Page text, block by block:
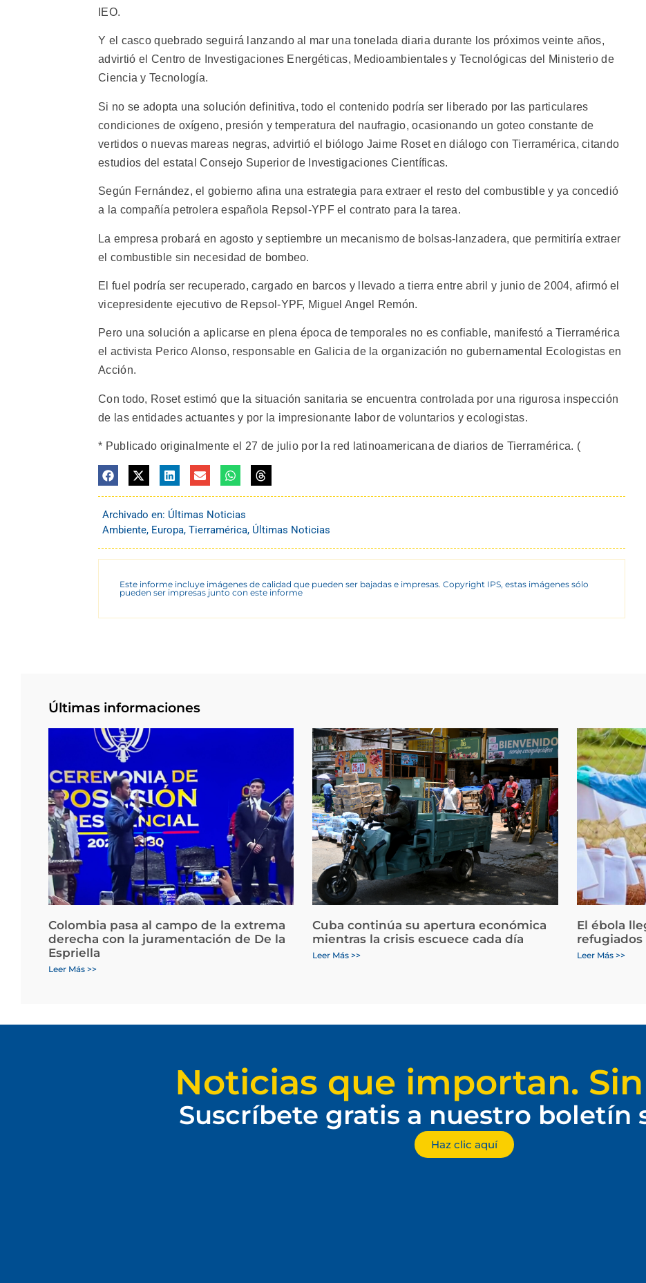
IEO.
Y el casco quebrado seguirá lanzando al mar una tonelada diaria durante los próximos veinte años,
advirtió el Centro de Investigaciones Energéticas, Medioambientales y Tecnológicas del Ministerio de
Ciencia y Tecnología.
Si no se adopta una solución definitiva, todo el contenido podría ser liberado por las particulares
condiciones de oxígeno, presión y temperatura del naufragio, ocasionando un goteo constante de
vertidos o nuevas mareas negras, advirtió el biólogo Jaime Roset en diálogo con Tierramérica, citando
estudios del estatal Consejo Superior de Investigaciones Científicas.
Según Fernández, el gobierno afina una estrategia para extraer el resto del combustible y ya concedió
a la compañía petrolera española Repsol-YPF el contrato para la tarea.
La empresa probará en agosto y septiembre un mecanismo de bolsas-lanzadera, que permitiría extraer
el combustible sin necesidad de bombeo.
El fuel podría ser recuperado, cargado en barcos y llevado a tierra entre abril y junio de 2004, afirmó el
vicepresidente ejecutivo de Repsol-YPF, Miguel Angel Remón.
Pero una solución a aplicarse en plena época de temporales no es confiable, manifestó a Tierramérica
el activista Perico Alonso, responsable en Galicia de la organización no gubernamental Ecologistas en
Acción.
Con todo, Roset estimó que la situación sanitaria se encuentra controlada por una rigurosa inspección
de las entidades actuantes y por la impresionante labor de voluntarios y ecologistas.
* Publicado originalmente el 27 de julio por la red latinoamericana de diarios de Tierramérica. (
Archivado en: Últimas Noticias
Ambiente, Europa, Tierramérica, Últimas Noticias
Este informe incluye imágenes de calidad que pueden ser bajadas e impresas. Copyright IPS, estas imágenes sólo
pueden ser impresas junto con este informe
Últimas informaciones
Colombia pasa al campo de la extrema
derecha con la juramentación de De la
Espriella
Leer Más >>
Cuba continúa su apertura económica
mientras la crisis escuece cada día
Leer Más >>
El ébola
refugiados
Leer Más >>
Noticias que importan.
Suscríbete gratis a nuestro boletín
Haz clic aquí